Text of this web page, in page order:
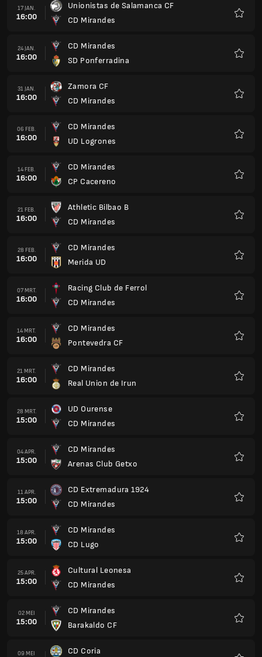
17 JAN.
16:00
Unionistas de Salamanca CF
CD Mirandes
24 JAN.
16:00
CD Mirandes
SD Ponferradina
31 JAN.
16:00
Zamora CF
CD Mirandes
06 FEB.
16:00
CD Mirandes
UD Logrones
14 FEB.
16:00
CD Mirandes
CP Cacereno
21 FEB.
16:00
Athletic Bilbao B
CD Mirandes
28 FEB.
16:00
CD Mirandes
Merida UD
07 MRT.
16:00
Racing Club de Ferrol
CD Mirandes
14 MRT.
16:00
CD Mirandes
Pontevedra CF
21 MRT.
16:00
CD Mirandes
Real Union de Irun
28 MRT.
15:00
UD Ourense
CD Mirandes
04 APR.
15:00
CD Mirandes
Arenas Club Getxo
11 APR.
15:00
CD Extremadura 1924
CD Mirandes
18 APR.
15:00
CD Mirandes
CD Lugo
25 APR.
15:00
Cultural Leonesa
CD Mirandes
02 MEI
15:00
CD Mirandes
Barakaldo CF
09 MEI CD Coria